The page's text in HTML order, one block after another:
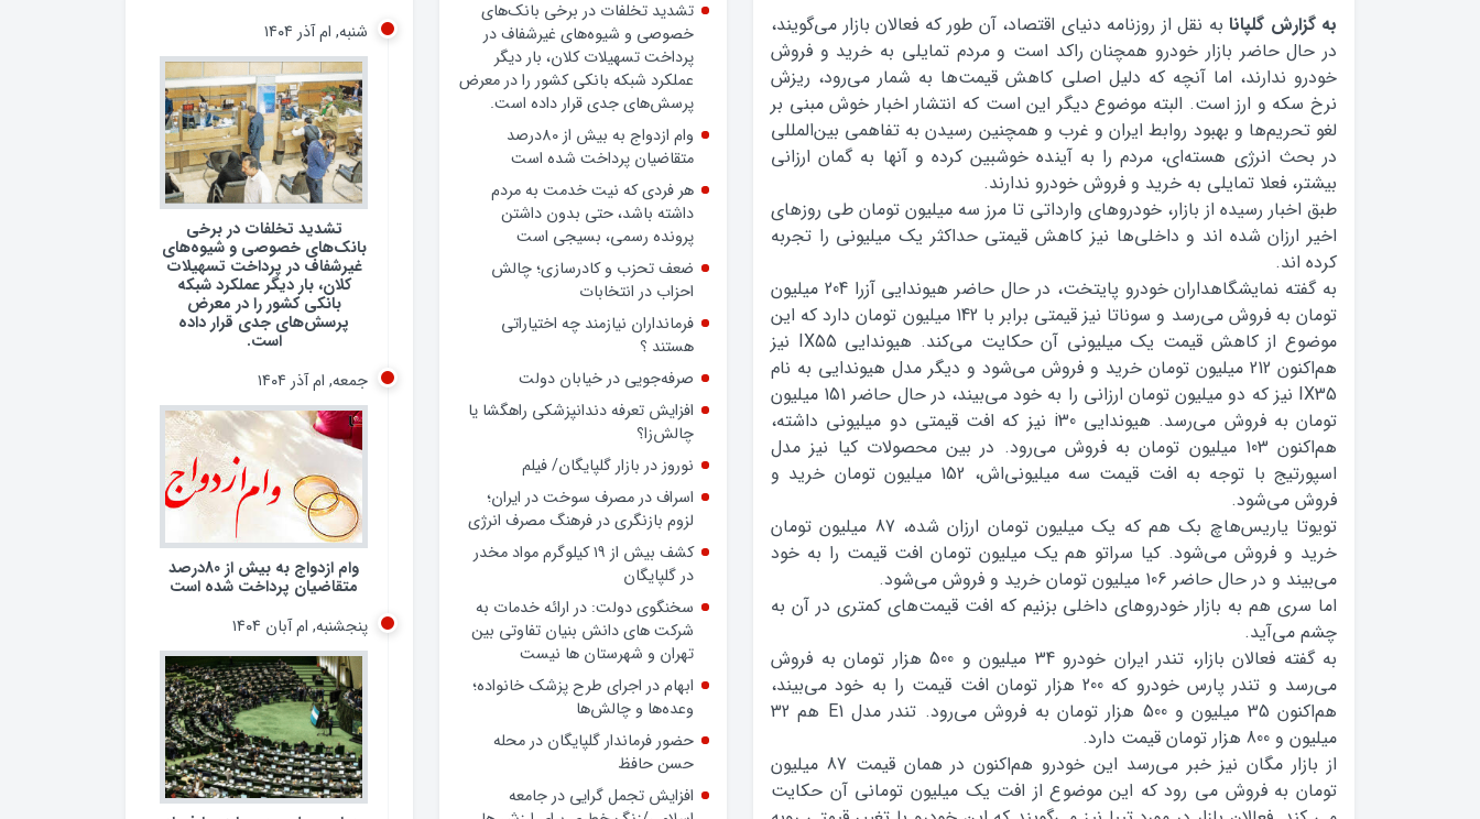
به گزارش گلپانا به نقل از روزنامه دنياي اقتصاد، آن طور که فعالان بازار مي‌گويند،
در حال حاضر بازار خودرو همچنان راکد است و مردم تمایلی به خرید و فروش
خودرو ندارند، اما آنچه که دلیل اصلی کاهش قیمت‌ها به شمار می‌رود، ریزش
نرخ سکه و ارز است. البته موضوع دیگر این است که انتشار اخبار خوش مبنی بر
لغو تحریم‌ها و بهبود روابط ایران و غرب و همچنین رسیدن به تفاهمی بین‌المللی
در بحث انرژی هسته‌ای، مردم را به آینده خوشبین کرده و آنها به گمان ارزانی
بیشتر، فعلا تمایلی به خرید و فروش خودرو ندارند.
طبق اخبار رسیده از بازار، خودروهای وارداتی تا مرز سه میلیون تومان طی روزهای
اخیر ارزان شده اند و داخلی‌ها نیز کاهش قیمتی حداکثر یک میلیونی را تجربه
کرده اند.
به گفته نمایشگاهداران خودرو پایتخت، در حال حاضر هيوندايي آزرا 204 ميليون
تومان به فروش مي‌رسد و سوناتا نيز قيمتي برابر با 142 ميليون تومان دارد که اين
موضوع از کاهش قيمت يک ميليوني آن حکايت مي‌کند. هيوندايي IX55 نيز
هم‌اکنون 212 ميليون تومان خريد و فروش مي‌شود و ديگر مدل هيوندايي به نام
IX35 نيز که دو ميليون تومان ارزاني را به خود مي‌بيند، در حال حاضر 151 ميليون
تومان به فروش مي‌رسد. هيوندايي i30 نيز که افت قيمتی دو میلیونی داشته،
هم‌اکنون 103 ميليون تومان به فروش مي‌رود. در بين محصولات کيا نيز مدل
اسپورتيج با توجه به افت قيمت سه ميليوني‌اش، 152 ميليون تومان خريد و
فروش مي‌شود.
تويوتا ياريس‌هاچ بک هم که يک ميليون تومان ارزان شده، 87 ميليون تومان
خريد و فروش مي‌شود. کيا سراتو هم يک ميليون تومان افت قيمت را به خود
مي‌بيند و در حال حاضر 106 ميليون تومان خريد و فروش مي‌شود.
اما سري هم به بازار خودروهاي داخلي بزنيم که افت قیمت‌های کمتری در آن به
چشم مي‌آيد.
به گفته فعالان بازار، تندر ايران خودرو 34 ميليون و 500 هزار تومان به فروش
مي‌رسد و تندر پارس خودرو که 200 هزار تومان افت قيمت را به خود مي‌بيند،
هم‌اکنون 35 ميليون و 500 هزار تومان به فروش مي‌رود. تندر مدل E1 هم 32
ميليون و 800 هزار تومان قيمت دارد.
از بازار مگان نيز خبر مي‌رسد اين خودرو هم‌اکنون در همان قيمت 87 ميليون
تومان به فروش می رود که این موضوع از افت یک میلیون تومانی آن حکایت
شهرستان‌های استان اصفهان چه
می‌خواهند و چه ندارند؟
تشدید تخلفات در برخی بانک‌های
خصوصی و شیوه‌های غیرشفاف در
پرداخت تسهیلات کلان، بار دیگر
عملکرد شبکه بانکی کشور را در معرض
پرسش‌های جدی قرار داده است.
وام ازدواج به بیش از 80درصد
متقاضیان پرداخت شده است
هر فردی که نیت خدمت به مردم
داشته باشد، حتی بدون داشتن
پرونده رسمی، بسیجی است
ضعف تحزب و کادرسازی؛ چالش
احزاب در انتخابات
فرمانداران نیازمند چه اختیاراتی
هستند ؟
صرفه‌جویی در خیابان دولت
افزایش تعرفه دندانپزشکی راهگشا یا
چالش‌زا؟
نوروز در بازار گلپایگان/ فیلم
اسراف در مصرف سوخت در ایران؛
لزوم بازنگری در فرهنگ مصرف انرژی
کشف بیش از ۱۹ کیلوگرم مواد مخدر
در گلپایگان
سخنگوی دولت: در ارائه خدمات به
شرکت های دانش بنیان تفاوتی بین
تهران و شهرستان ها نیست
ابهام در اجرای طرح پزشک خانواده؛
وعده‌ها و چالش‌ها
حضور فرماندار گلپایگان در محله
شنبه, ام آذر ۱۴۰۴
تشدید تخلفات در برخی
بانک‌های خصوصی و شیوه‌های
غیرشفاف در پرداخت تسهیلات
کلان، بار دیگر عملکرد شبکه
بانکی کشور را در معرض
پرسش‌های جدی قرار داده
است.
جمعه, ام آذر ۱۴۰۴
وام ازدواج به بیش از 80درصد
متقاضیان پرداخت شده است
پنجشنبه, ام آبان ۱۴۰۴